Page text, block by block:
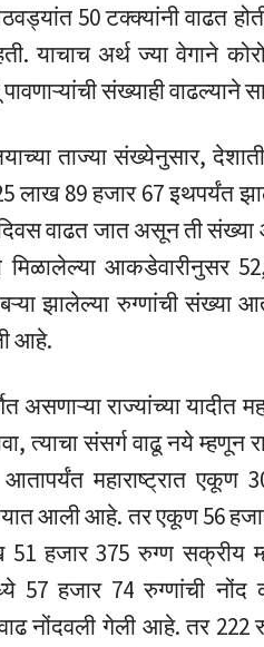
50 टक्क्यांनी वाढत
याचाच अर्थ ज्या वेगाने
संख्याही वाढल्याने
ताज्या संख्येनुसार,
लाख 89 हजार 67 इथपर्यंत
वाढत जात असून ती
मिळालेल्या आकडेवारीनुसर
झालेल्या रुग्णांची संख्या
आहे.
असणाऱ्या राज्यांच्या यादीत
त्याचा संसर्ग वाढू नये म्हणून
महाराष्ट्रात एकूण
आली आहे. तर एकूण 56
51 हजार 375 रुग्ण सक्रीय
57 हजार 74 रुग्णांची
नोंदवली गेली आहे. तर 222